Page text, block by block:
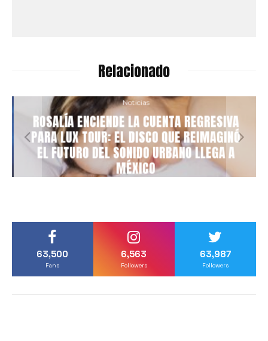
Relacionado
Noticias
ROSALÍA ENCIENDE LA CUENTA REGRESIVA
PARA LUX TOUR: EL DISCO QUE REIMAGINÓ
EL FUTURO DEL SONIDO URBANO LLEGA A
MÉXICO
63,500
Fans
6,563
Followers
63,987
Followers